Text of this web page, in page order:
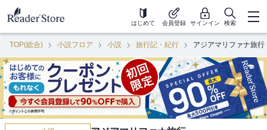
はじめて 会員登録 サインイン 検索
TOP(総合) 小説フロア 小説 旅行記・紀行 アジアマリファナ旅行